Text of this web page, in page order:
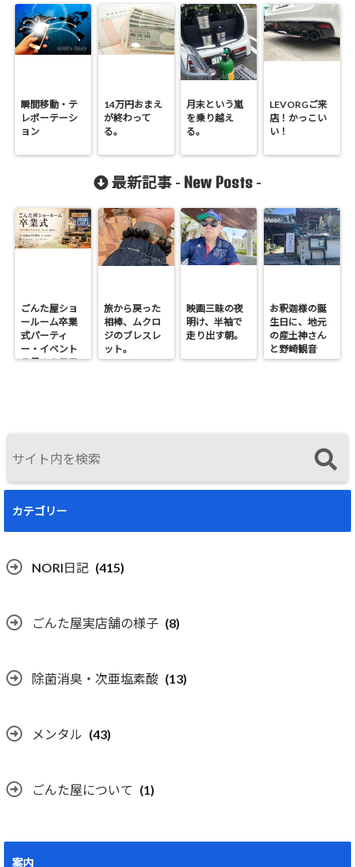
瞬間移動・テ
レポーテーシ
ョン
14万円おまえ
が終わって
る。
月末という嵐
を乗り越え
る。
LEVORGご来
店！かっこい
い！
最新記事 - New Posts -
ごんた屋ショ
ールーム卒業
式パーティ
ー・イベント
７月１９日日
旅から戻った
相棒、ムクロ
ジのブレスレ
ット。
映画三昧の夜
明け、半袖で
走り出す朝。
お釈迦様の誕
生日に、地元
の産土神さん
と野崎観音
へ。
カテゴリー
NORI日記 (415)
ごんた屋実店舗の様子 (8)
除菌消臭・次亜塩素酸 (13)
メンタル (43)
ごんた屋について (1)
案内